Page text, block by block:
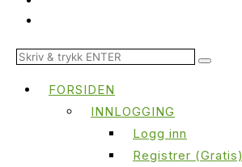
FORSIDEN
INNLOGGING
Logg inn
Registrer (Gratis)